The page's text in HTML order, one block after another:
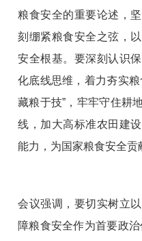
粮食安全的重要论述，
刻绷紧粮食安全之弦，
安全根基。要深刻认识
化底线思维，着力夯实粮
藏粮于技”，牢牢守住耕
线，加大高标准农田建
能力，为国家粮食安全贡
会议强调，要切实树立
障粮食安全作为首要政